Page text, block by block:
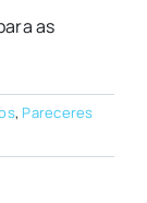
as
, Pareceres